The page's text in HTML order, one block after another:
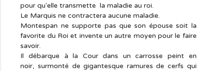
pour qu'elle transmette la maladie au roi.
Le Marquis ne contractera aucune maladie.
Montespan ne supporte pas que son épouse soit la
favorite du Roi et invente un autre moyen pour le faire
savoir.
Il débarque à la Cour dans un carrosse peint en
noir, surmonté de gigantesque ramures de cerfs qui